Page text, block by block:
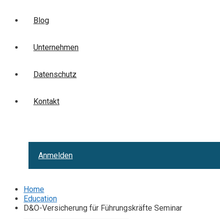
Blog
Unternehmen
Datenschutz
Kontakt
Anmelden
Home
Education
D&O-Versicherung für Führungskräfte Seminar